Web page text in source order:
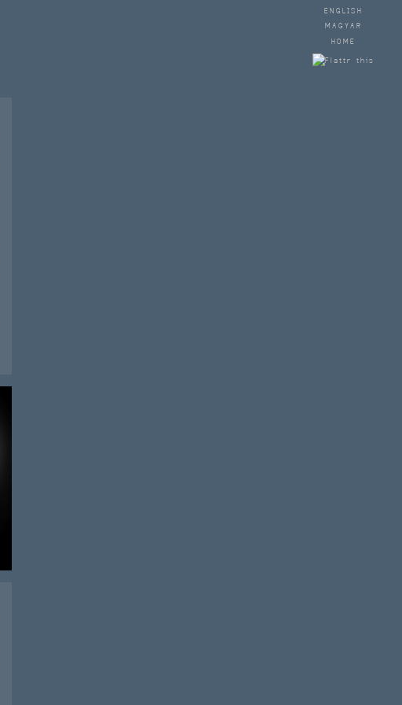
ENGLISH
MAGYAR
HOME